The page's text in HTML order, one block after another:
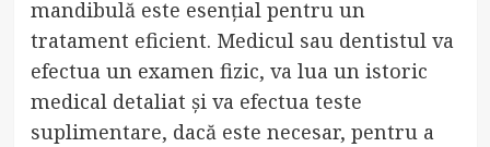
mandibulă este esențial pentru un
tratament eficient. Medicul sau dentistul va
efectua un examen fizic, va lua un istoric
medical detaliat și va efectua teste
suplimentare, dacă este necesar, pentru a